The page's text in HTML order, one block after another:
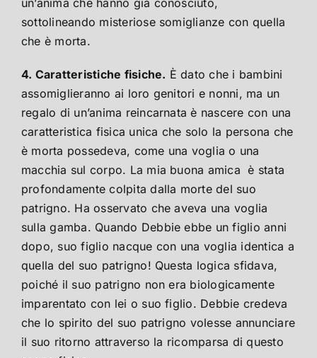
sottolineando misteriose somiglianze con quella
che è morta.
4. Caratteristiche fisiche. È dato che i bambini
assomiglieranno ai loro genitori e nonni, ma un
regalo di un’anima reincarnata è nascere con una
caratteristica fisica unica che solo la persona che
è morta possedeva, come una voglia o una
macchia sul corpo. La mia buona amica è stata
profondamente colpita dalla morte del suo
patrigno. Ha osservato che aveva una voglia
sulla gamba. Quando Debbie ebbe un figlio anni
dopo, suo figlio nacque con una voglia identica a
quella del suo patrigno! Questa logica sfidava,
poiché il suo patrigno non era biologicamente
imparentato con lei o suo figlio. Debbie credeva
che lo spirito del suo patrigno volesse annunciare
il suo ritorno attraverso la ricomparsa di questo